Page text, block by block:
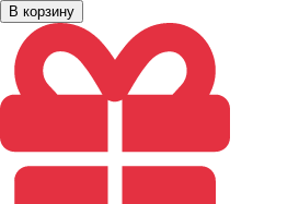
В корзину